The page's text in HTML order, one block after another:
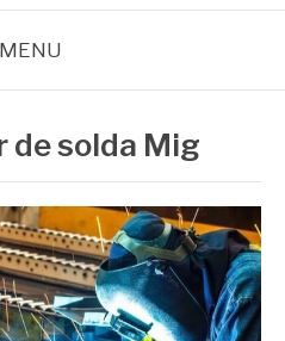
MENU
de solda Mig